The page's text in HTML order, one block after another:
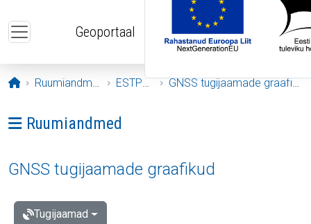
Geoportaal
Avaleht
Ruumiandmed ESTPOS GNSS tugijaamade graafikud
Ava menüü: Ruumiandmed
Ruumiandmed
GNSS tugijaamade graafikud
Tugijaamad